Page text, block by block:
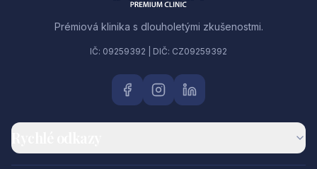
Prémiová klinika s dlouholetými zkušenostmi.
IČ: 09259392 | DIČ: CZ09259392